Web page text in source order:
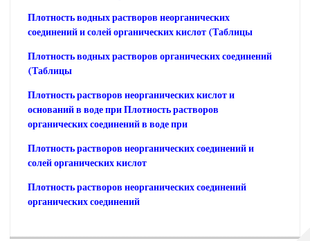
Плотность водных растворов неорганических
соединений и солей органических кислот (Таблицы
Плотность водных растворов органических соединений
(Таблицы
Плотность растворов неорганических кислот и
оснований в воде при Плотность растворов
органических соединений в воде при
Плотность растворов неорганических соединений и
солей органических кислот
Плотность растворов неорганических соединений
органических соединений